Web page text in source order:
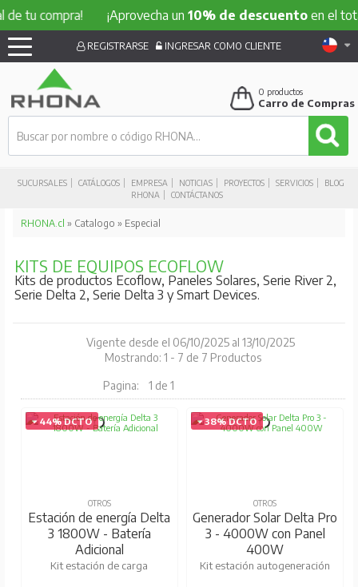
¡Aprovecha un10% de descuentoen el total de
SUCURSALES CATÁLOGOS EMPRESA NOTICIAS PROYECTOS SERVICIOS
BLOG
RHONA
CONTÁCTANOS
REGISTRARSE INGRESAR COMO CLIENTE
0 productos
Carro de Compras
RHONA.cl » Catalogo » Especial
KITS DE EQUIPOS ECOFLOW
Kits de productos Ecoflow, Paneles Solares, Serie River 2,
Serie Delta 2, Serie Delta 3 y Smart Devices.
Vigente desde el 06/10/2025 al 13/10/2025
Mostrando: 1 - 7 de 7 Productos
Pagina: 1 de 1
44% DCTO
OTROS
Estación de energía Delta
3 1800W - Batería
Adicional
Kit estación de carga
38% DCTO
OTROS
Generador Solar Delta Pro
3 - 4000W con Panel
400W
Kit estación autogeneración